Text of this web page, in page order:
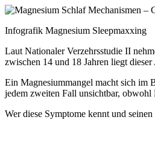
Infografik Magnesium Sleepmaxxing
Laut Nationaler Verzehrsstudie II
zwischen 14 und 18 Jahren liegt
Ein Magnesiummangel macht sich im
jedem zweiten Fall unsichtbar,
Wer diese Symptome kennt und